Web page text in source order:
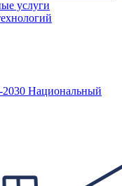
услуги
Национальный